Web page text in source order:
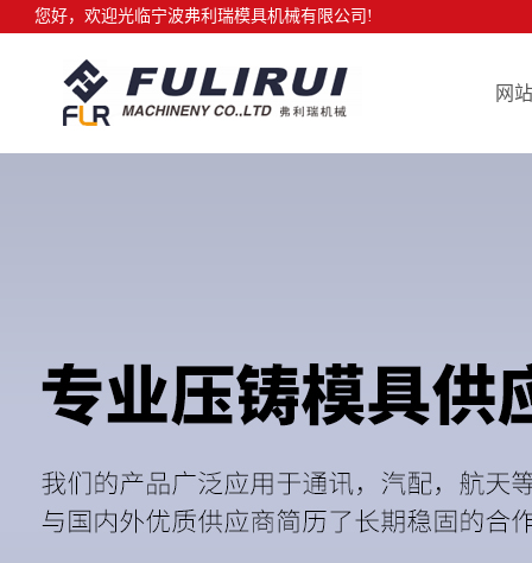
您好，欢迎光临宁波弗利瑞模具机械有限公司!
网